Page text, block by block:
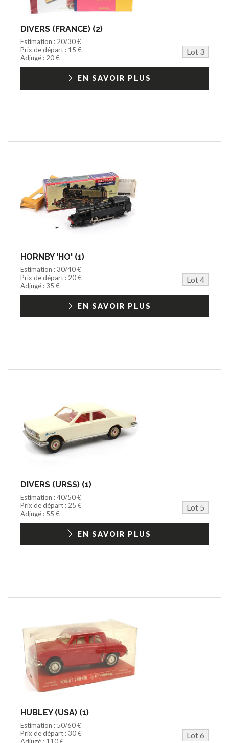
DIVERS (FRANCE) (2)
Estimation : 20/30 €
Prix de départ : 15 €
Lot 3
Adjugé : 20 €
EN SAVOIR PLUS
HORNBY 'HO' (1)
Estimation : 30/40 €
Prix de départ : 20 €
Lot 4
Adjugé : 35 €
EN SAVOIR PLUS
DIVERS (URSS) (1)
Estimation : 40/50 €
Prix de départ : 25 €
Lot 5
Adjugé : 55 €
EN SAVOIR PLUS
HUBLEY (USA) (1)
Estimation : 50/60 €
Prix de départ : 30 €
Lot 6
Adjugé : 110 €